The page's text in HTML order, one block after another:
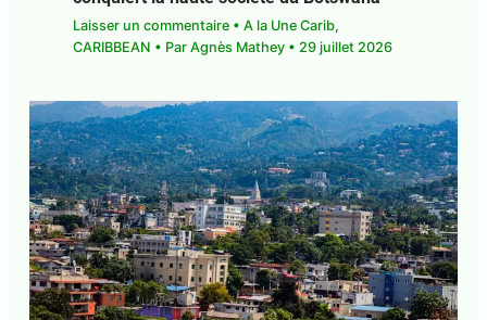
Laisser un commentaire • A la Une Carib,
CARIBBEAN • Par Agnès Mathey • 29 juillet 2026